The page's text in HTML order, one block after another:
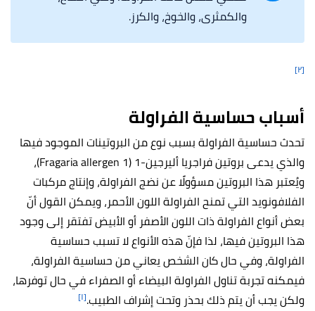
والكمثرى، والخوخ، والكرز.
[٢]
أسباب حساسية الفراولة
تحدث حساسية الفراولة بسبب نوع من البروتينات الموجود فيها
والذي يدعى بروتين فراجريا أليرجين-1 (Fragaria allergen 1)،
ويُعتبر هذا البروتين مسؤولًا عن نضج الفراولة، وإنتاج مركبات
الفلافونويد التي تمنح الفراولة اللون الأحمر، ويمكن القول أنّ
بعض أنواع الفراولة ذات اللون الأصفر أو الأبيض تفتقر إلى وجود
هذا البروتين فيها، لذا فإنّ هذه الأنواع لا تسبب حساسية
الفراولة، وفي حال كان الشخص يعاني من حساسية الفراولة،
فيمكنه تجربة تناول الفراولة البيضاء أو الصفراء في حال توفرها،
ولكن يجب أن يتم ذلك بحذر وتحت إشراف الطبيب.[١]